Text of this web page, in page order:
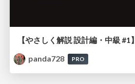
panda728
PRO